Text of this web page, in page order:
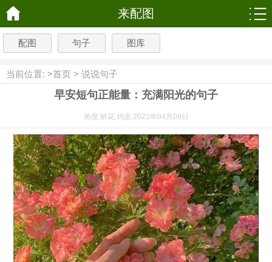
来配图
配图 句子 图库
当前位置: >首页 > 说说句子
早安短句正能量：充满阳光的句子
热度:鲜花:鸡蛋:2022年04月09日